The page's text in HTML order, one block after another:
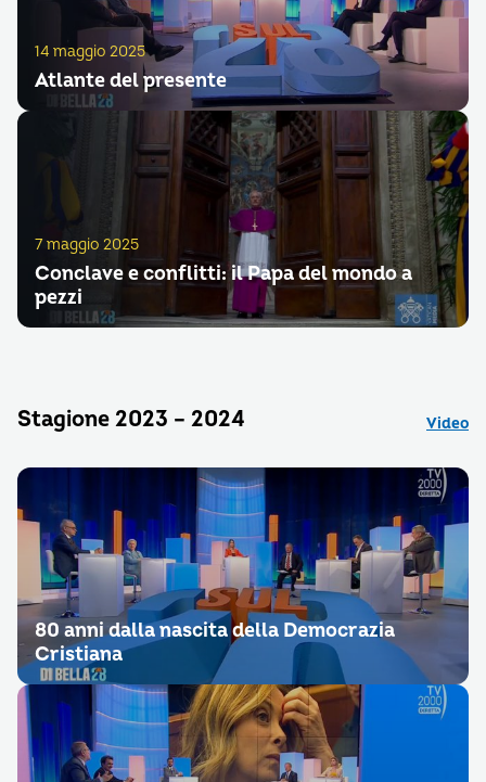
14 maggio 2025
Atlante del presente
7 maggio 2025
Conclave e conflitti: il Papa del mondo a
pezzi
Stagione 2023 – 2024 Video
80 anni dalla nascita della Democrazia
Cristiana